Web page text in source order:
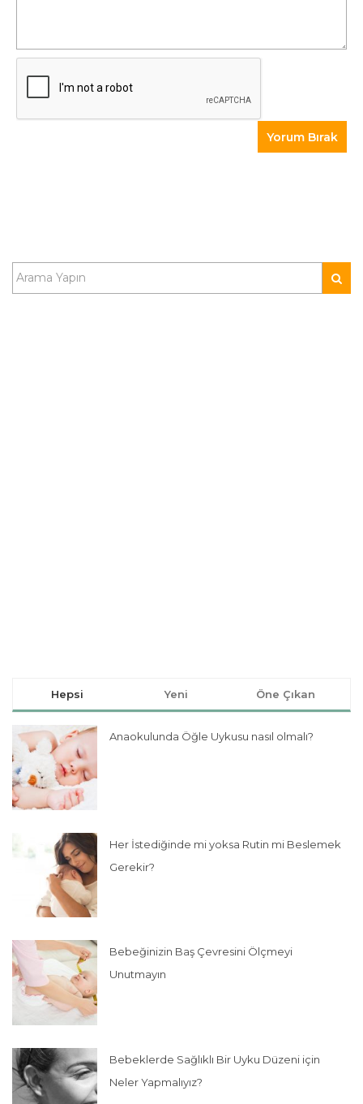
Hepsi Yeni Öne Çıkan
Anaokulunda Öğle Uykusu nasıl olmalı?
Her İstediğinde mi yoksa Rutin mi Beslemek
Gerekir?
Bebeğinizin Baş Çevresini Ölçmeyi
Unutmayın
Bebeklerde Sağlıklı Bir Uyku Düzeni için
Neler Yapmalıyız?